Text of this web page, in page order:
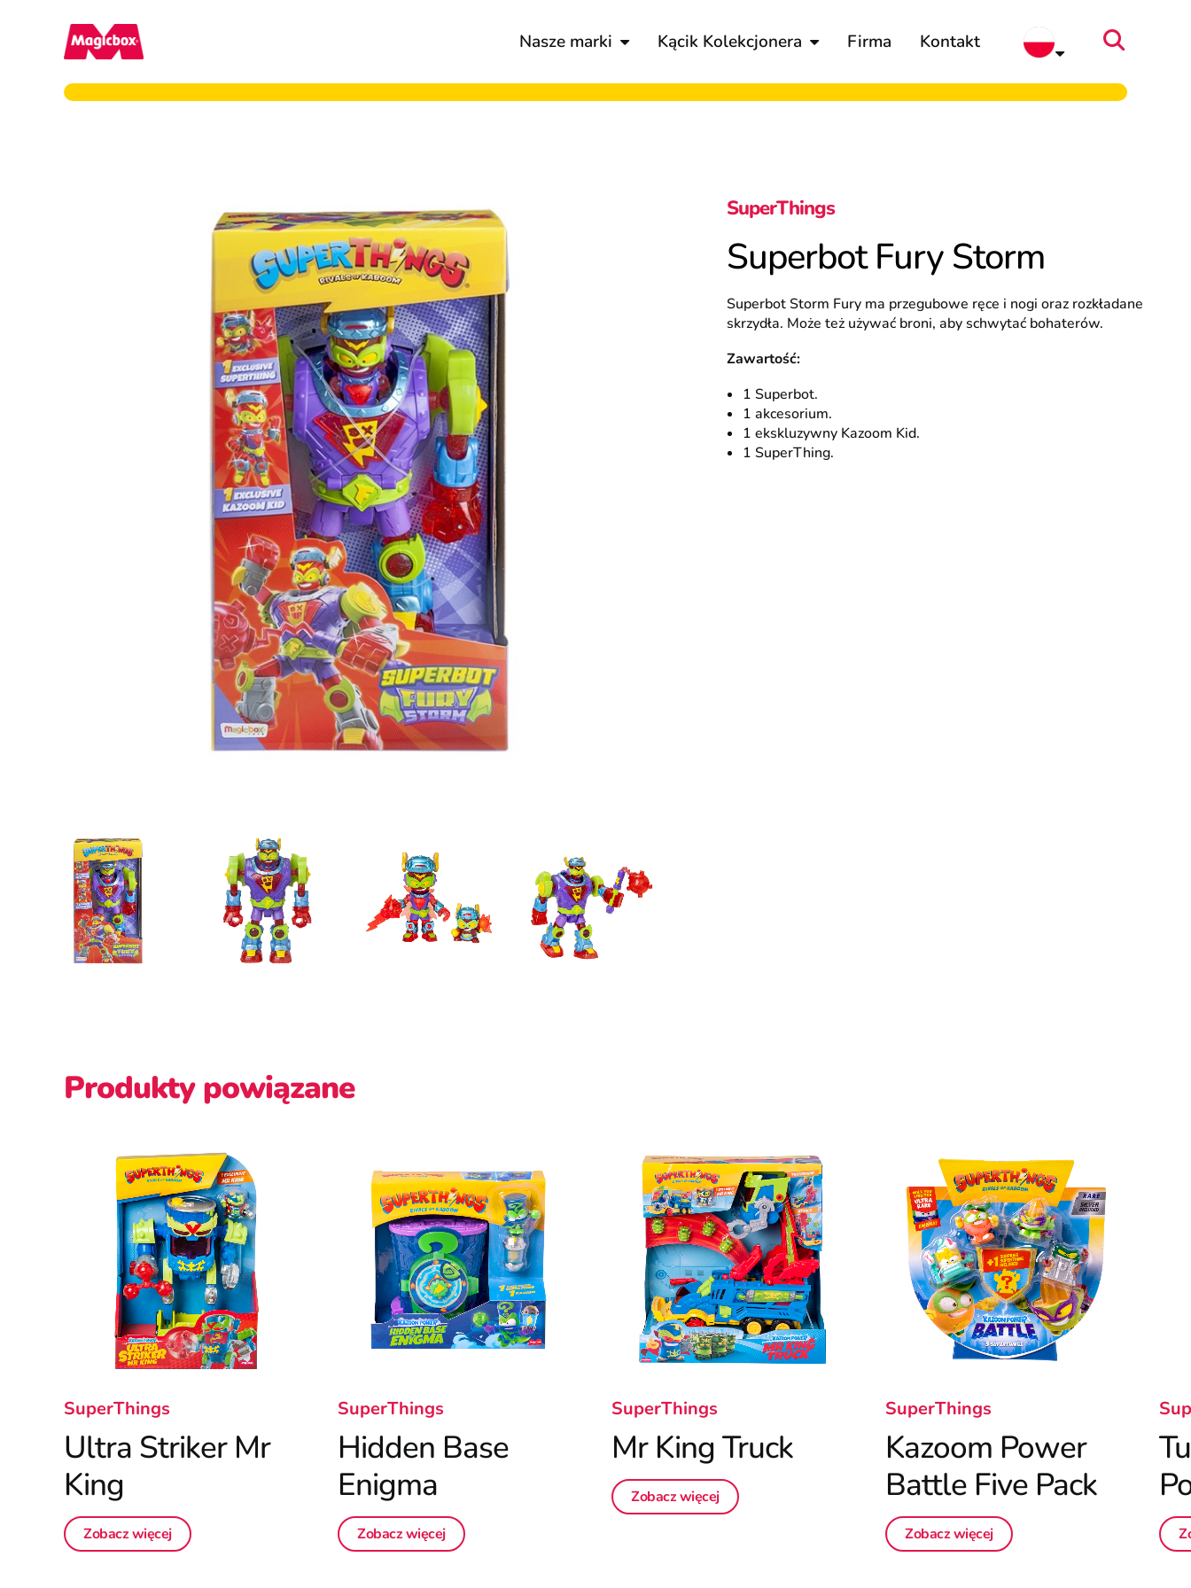
Nasze marki Kącik Kolekcjonera Firma Kontakt
SuperThings
Superbot Fury Storm
Superbot Storm Fury ma przegubowe ręce i nogi oraz rozkładane
skrzydła. Może też używać broni, aby schwytać bohaterów.
Zawartość:
1 Superbot.
1 akcesorium.
1 ekskluzywny Kazoom Kid.
1 SuperThing.
Produkty powiązane
SuperThings
Ultra Striker Mr
King
Zobacz więcej
SuperThings
Hidden Base
Enigma
Zobacz więcej
SuperThings
Mr King Truck
Zobacz więcej
SuperThings
Kazoom Power
Battle Five Pack
Zobacz więcej